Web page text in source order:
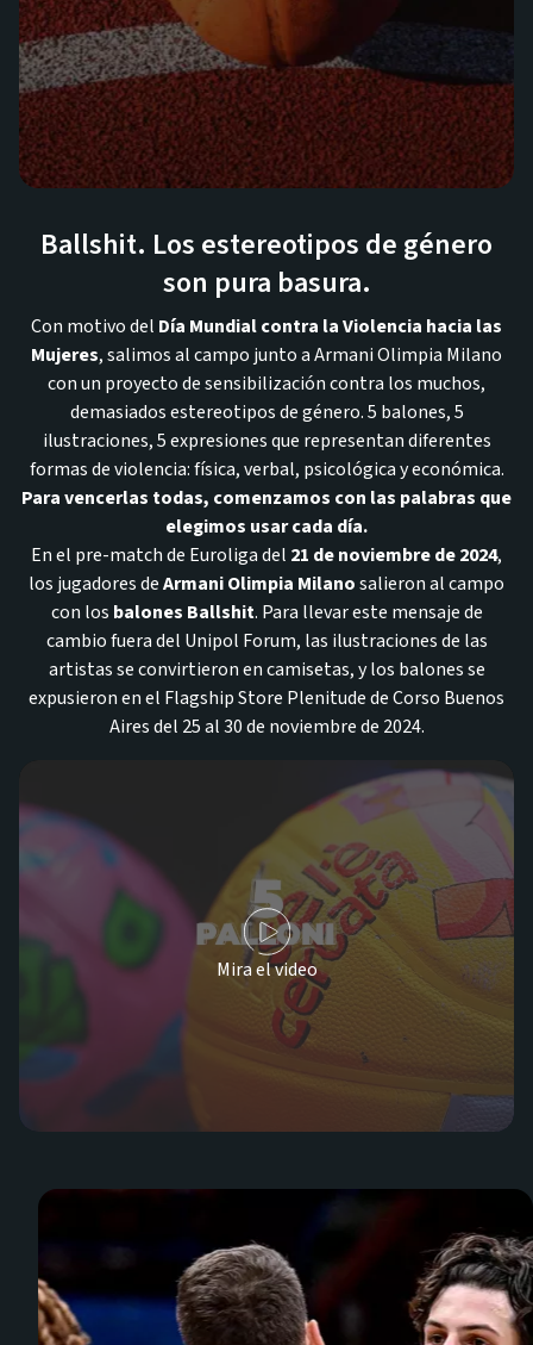
Ballshit. Los estereotipos de género
son pura basura.
Con motivo del Día Mundial contra la Violencia hacia las
Mujeres, salimos al campo junto a Armani Olimpia Milano
con un proyecto de sensibilización contra los muchos,
demasiados estereotipos de género. 5 balones, 5
ilustraciones, 5 expresiones que representan diferentes
formas de violencia: física, verbal, psicológica y económica.
Para vencerlas todas, comenzamos con las palabras que
elegimos usar cada día.
En el pre-match de Euroliga del 21 de noviembre de 2024,
los jugadores deArmani Olimpia Milanosalieron al campo
con los balones Ballshit. Para llevar este mensaje de
cambio fuera del Unipol Forum, las ilustraciones de las
artistas se convirtieron en camisetas, y los balones se
expusieron en el Flagship Store Plenitude de Corso Buenos
Aires del 25 al 30 de noviembre de 2024.
Mira el video